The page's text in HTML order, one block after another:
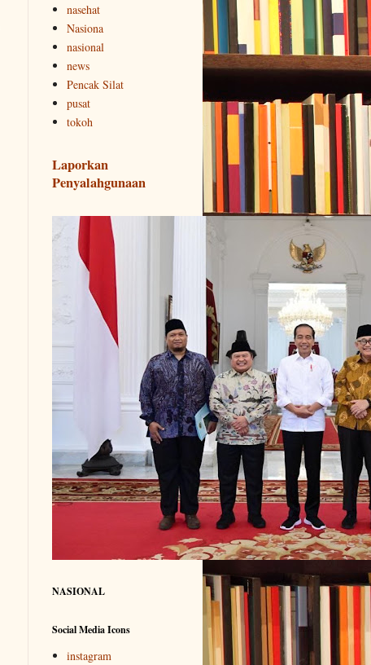
nasehat
Nasiona
nasional
news
Pencak Silat
pusat
tokoh
Laporkan
Penyalahgunaan
NASIONAL
Social Media Icons
instagram